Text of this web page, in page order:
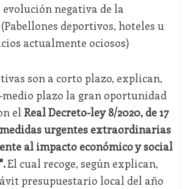
evolución negativa de la
deportivos, hoteles u
actualmente ociosos)
son a corto plazo, explican,
medio plazo la gran oportunidad
el Real Decreto-ley 8/2020, de 17
urgentes extraordinarias
al impacto económico y social
El cual recoge, según explican,
presupuestario local del año